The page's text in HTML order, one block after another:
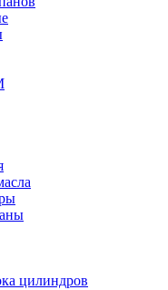
цилиндров